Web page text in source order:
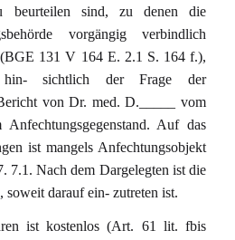
beurteilen sind, zu denen die
vorgängig verbindlich
(BGE 131 V 164 E. 2.1 S. 164 f.),
sichtlich der Frage der
von Dr. med. D._____ vom
Auf das
ist mangels Anfechtungsobjekt
7.1. Nach dem Dargelegten ist die
soweit darauf ein- zutreten ist.
ist kostenlos (Art. 61 lit. fbis